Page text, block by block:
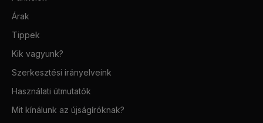
Árak
Tippek
Kik vagyunk?
Szerkesztési irányelveink
Használati útmutatók
Mit kínálunk az újságíróknak?